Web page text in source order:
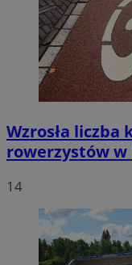
Wzrosła liczba
rowerzystów w
14